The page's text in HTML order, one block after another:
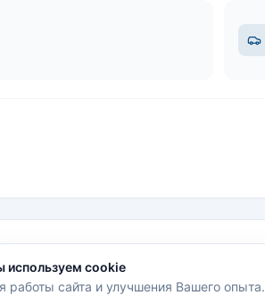
используем cookie
работы сайта и улучшения Вашего опыта.